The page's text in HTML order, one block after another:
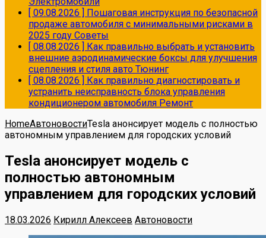
[ 09.08.2026 ] Пошаговая инструкция по безопасной
продаже автомобиля с минимальными рисками в
2025 году Советы
[ 08.08.2026 ] Как правильно выбрать и установить
внешние аэродинамические боксы для улучшения
сцепления и стиля авто Тюнинг
[ 08.08.2026 ] Как правильно диагностировать и
устранить неисправность блока управления
кондиционером автомобиля Ремонт
HomeАвтоновостиTesla анонсирует модель с полностью
автономным управлением для городских условий
Tesla анонсирует модель с
полностью автономным
управлением для городских условий
18.03.2026 Кирилл Алексеев Автоновости